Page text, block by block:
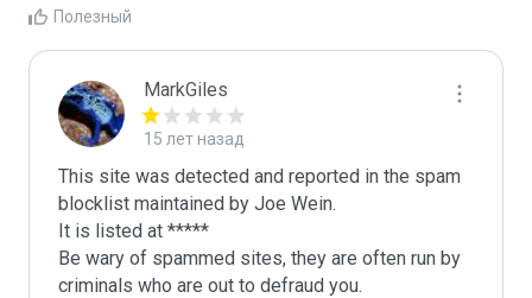
Полезный
MarkGiles
15 лет назад
This site was detected and reported in the spam
blocklist maintained by Joe Wein.
It is listed at *****
Be wary of spammed sites, they are often run by
criminals who are out to defraud you.